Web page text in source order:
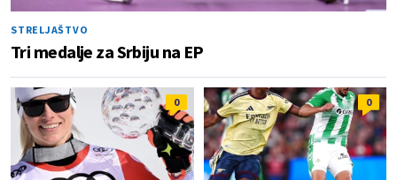
STRELJAŠTVO
Tri medalje za Srbiju na EP
0 0